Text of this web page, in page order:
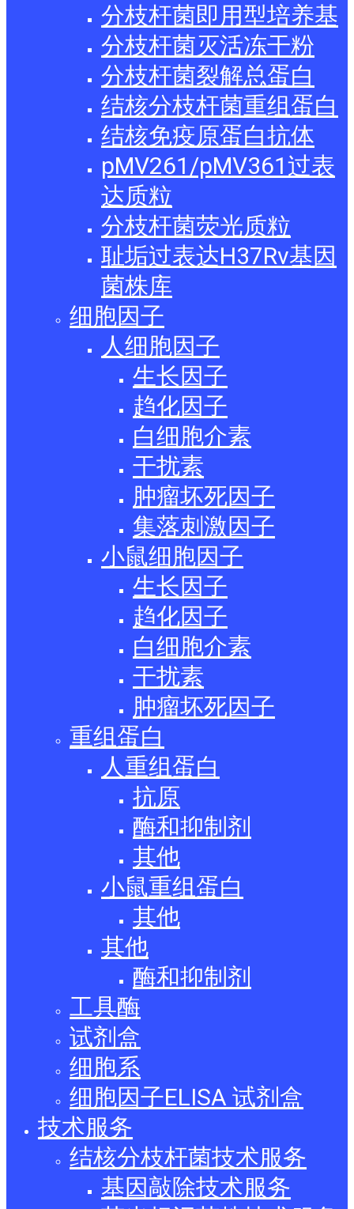
分枝杆菌即用型培养基
分枝杆菌灭活冻干粉
分枝杆菌裂解总蛋白
结核分枝杆菌重组蛋白
结核免疫原蛋白抗体
pMV261/pMV361过表
达质粒
分枝杆菌荧光质粒
耻垢过表达H37Rv基因
菌株库
细胞因子
人细胞因子
生长因子
趋化因子
白细胞介素
干扰素
肿瘤坏死因子
集落刺激因子
小鼠细胞因子
生长因子
趋化因子
白细胞介素
干扰素
肿瘤坏死因子
重组蛋白
人重组蛋白
抗原
酶和抑制剂
其他
小鼠重组蛋白
其他
其他
酶和抑制剂
工具酶
试剂盒
细胞系
细胞因子ELISA 试剂盒
技术服务
结核分枝杆菌技术服务
基因敲除技术服务